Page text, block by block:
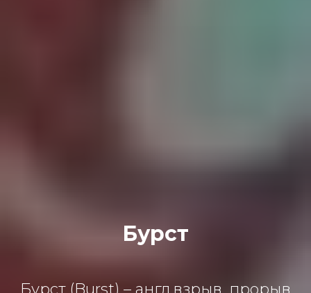
Бурст
Бурст (Burst) – англ.взрыв, прорыв